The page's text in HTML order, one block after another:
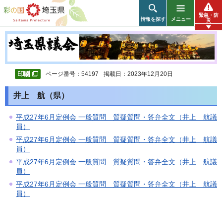
彩の国 埼玉県
情報を探す メニュー
緊急・防
災
ページ番号：54197 掲載日：2023年12月20日
井上 航（県）
平成27年6月定例会 一般質問 質疑質問・答弁全文（井上 航議
員）
平成27年6月定例会 一般質問 質疑質問・答弁全文（井上 航議
員）
平成27年6月定例会 一般質問 質疑質問・答弁全文（井上 航議
員）
平成27年6月定例会 一般質問 質疑質問・答弁全文（井上 航議
員）